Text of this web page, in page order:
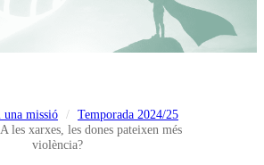
una missió
Temporada 2024/25
les xarxes, les dones pateixen més
violència?